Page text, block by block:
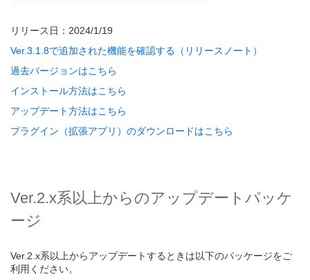
リリース日：2024/1/19
Ver.3.1.8で追加された機能を確認する（リリースノート）
過去バージョンはこちら
インストール方法はこちら
アップデート方法はこちら
プラグイン（拡張アプリ）のダウンロードはこちら
Ver.2.x系以上からのアップデートパッケ
ージ
Ver.2.x系以上からアップデートするときは以下のパッケージをご
利用ください。